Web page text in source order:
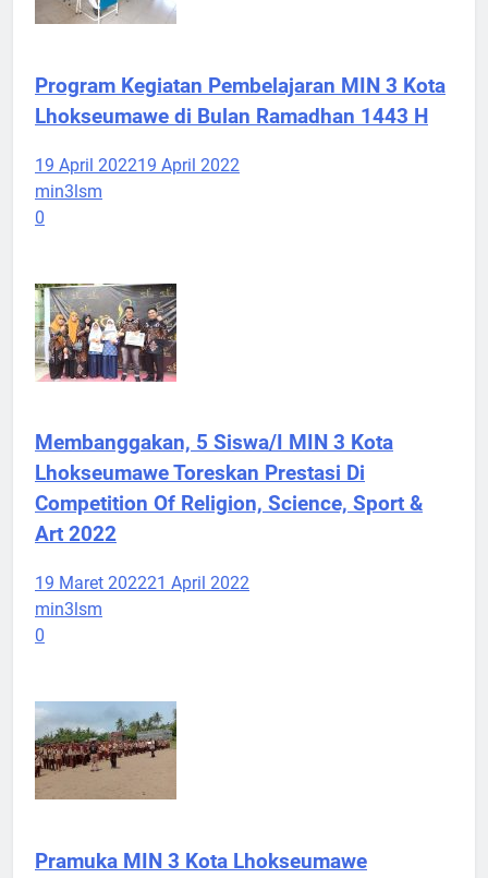
Program Kegiatan Pembelajaran MIN 3 Kota
Lhokseumawe di Bulan Ramadhan 1443 H
19 April 202219 April 2022
min3lsm
0
Membanggakan, 5 Siswa/I MIN 3 Kota
Lhokseumawe Toreskan Prestasi Di
Competition Of Religion, Science, Sport &
Art 2022
19 Maret 202221 April 2022
min3lsm
0
Pramuka MIN 3 Kota Lhokseumawe